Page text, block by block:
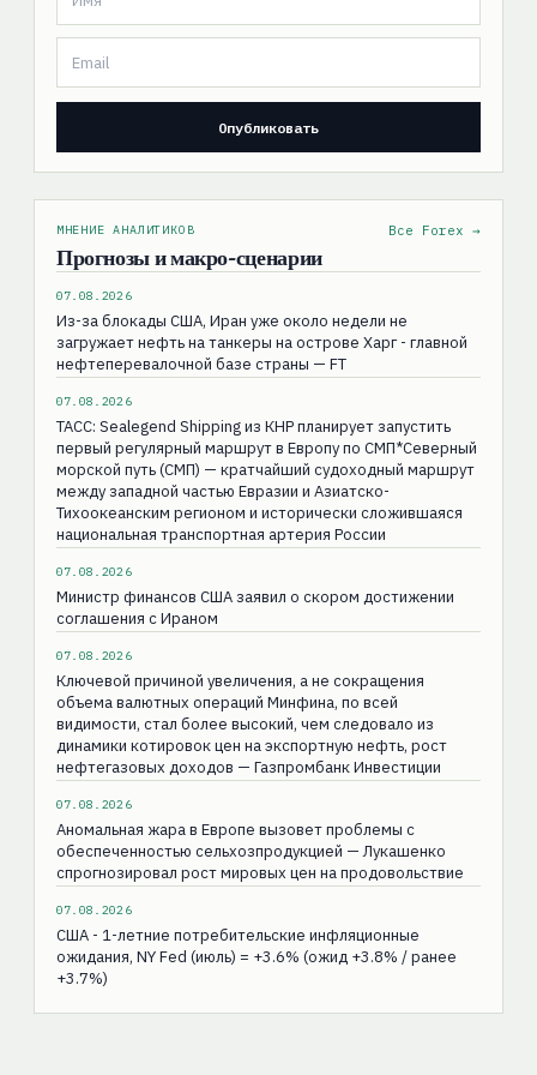
МНЕНИЕ АНАЛИТИКОВ
Прогнозы и макро-сценарии
Все Forex →
07.08.2026
Из-за блокады США, Иран уже около недели не
загружает нефть на танкеры на острове Харг - главной
нефтеперевалочной базе страны — FT
07.08.2026
ТАСС: Sealegend Shipping из КНР планирует запустить
первый регулярный маршрут в Европу по СМП*Северный
морской путь (СМП) — кратчайший судоходный маршрут
между западной частью Евразии и Азиатско-
Тихоокеанским регионом и исторически сложившаяся
национальная транспортная артерия России
07.08.2026
Министр финансов США заявил о скором достижении
соглашения с Ираном
07.08.2026
Ключевой причиной увеличения, а не сокращения
объема валютных операций Минфина, по всей
видимости, стал более высокий, чем следовало из
динамики котировок цен на экспортную нефть, рост
нефтегазовых доходов — Газпромбанк Инвестиции
07.08.2026
Аномальная жара в Европе вызовет проблемы с
обеспеченностью сельхозпродукцией — Лукашенко
спрогнозировал рост мировых цен на продовольствие
07.08.2026
США - 1-летние потребительские инфляционные
ожидания, NY Fed (июль) = +3.6% (ожид +3.8% / ранее
+3.7%)